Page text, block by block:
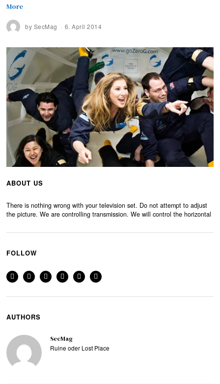
More
by SecMag 6. April 2014
ABOUT US
There is nothing wrong with your television set. Do not attempt to adjust
the picture. We are controlling transmission. We will control the horizontal
FOLLOW
AUTHORS
SecMag
Ruine oder Lost Place